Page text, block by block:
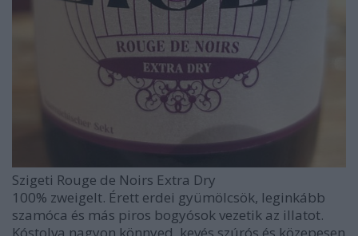
Szigeti Rouge de Noirs Extra Dry
100% zweigelt. Érett erdei gyümölcsök, leginkább
szamóca és más piros bogyósok vezetik az illatot.